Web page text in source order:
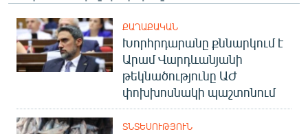
ՔԱՂԱՔԱԿԱՆ
Խորհրդարանը քննարկում է
Արամ Վարդևանյանի
թեկնածությունը ԱԺ
փոխխոսնակի պաշտոնում
ՏՆՏԵՍՈՒԹՅՈՒՆ